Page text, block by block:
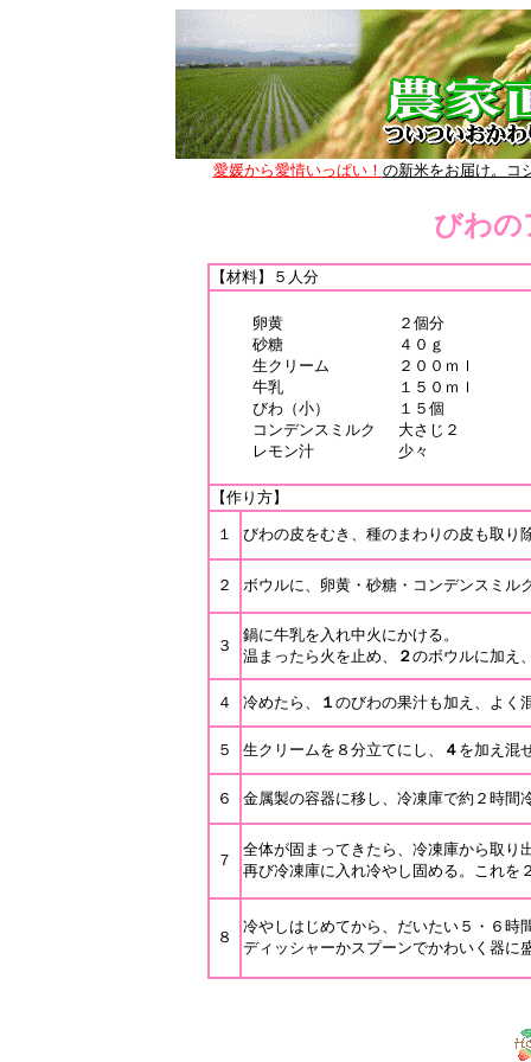
びわの
【材料】５人分
卵黄
砂糖
生クリーム
牛乳
びわ（小）
コンデンスミルク
レモン汁
２個分
４０ｇ
２００ｍｌ
１５０ｍｌ
１５個
大さじ２
少々
【作り方】
１ びわの皮をむき、種のまわりの皮も取り
２ ボウルに、卵黄・砂糖・コンデンスミル
３
鍋に牛乳を入れ中火にかける。
温まったら火を止め、
２のボウルに加え
４ 冷めたら、 １のびわの果汁も加え、よく
５ 生クリームを８分立てにし、 ４ を加え混
６ 金属製の容器に移し、冷凍庫で約２時間
７
全体が固まってきたら、冷凍庫から取り
再び冷凍庫に入れ冷やし固める。これを
８
冷やしはじめてから、だいたい５・６時
ディッシャーかスプーンでかわいく器に